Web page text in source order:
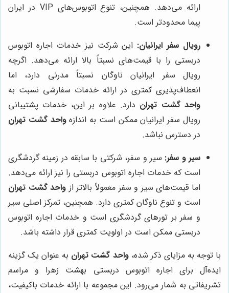
ارائه می‌دهد. همچنین، تنوع اتوبوس‌های VIP در ایران
پیما محدودتر است.
رویال سفر ایرانیان: این شرکت نیز خدمات اجاره اتوبوس
دربستی را با قیمت‌های نسبتاً بالا ارائه می‌دهد. اگرچه
رویال سفر ایرانیان ناوگان نسبتاً مدرنی دارد، اما
انعطاف‌پذیری کمتری در ارائه خدمات سفارشی نسبت به
واحد گشت تهران دارد. علاوه بر این، خدمات پشتیبانی
رویال سفر ایرانیان ممکن است به اندازهواحد گشت تهران
در دسترس نباشد.
سیر و سفر: سیر و سفر، شرکتی با سابقه در زمینه گردشگری
است که خدمات اجاره اتوبوس دربستی را نیز ارائه می‌دهد.
اما قیمت‌های سیر و سفر معمولاً بالاتر از واحد گشت تهران
است و تنوع ناوگان کمتری دارد. همچنین، تمرکز اصلی سیر
و سفر بر تورهای گردشگری است و خدمات اجاره اتوبوس
دربستی ممکن است در اولویت کمتری قرار داشته باشد.
با توجه به مزایای ذکر شده،واحد گشت تهران به عنوان یک گزینه
ایده‌آل برای اجاره اتوبوس دربستی بهشت زهرا و مراسم
تشریفاتی به شمار می‌رود. این مجموعه با ارائه خدمات باکیفیت،